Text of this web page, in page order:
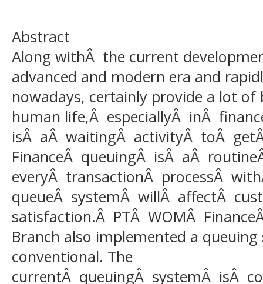
Abstract
Along withÂ the current
advanced and modern era and
nowadays, certainly provide a lot
human life,Â especiallyÂ inÂ
isÂ aÂ waitingÂ activityÂ toÂ
FinanceÂ queuingÂ isÂ aÂ
everyÂ transactionÂ processÂ
queueÂ systemÂ willÂ affectÂ
satisfaction.Â PTÂ WOMÂ
Branch also implemented a
conventional. The
currentÂ queuingÂ systemÂ isÂ